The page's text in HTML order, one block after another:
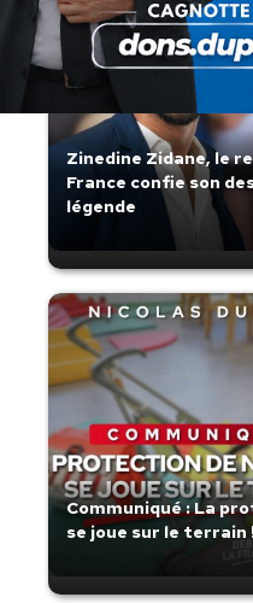
Zinedine Zidane, le
France confie son
légende
Communiqué : La
se joue sur le terrain